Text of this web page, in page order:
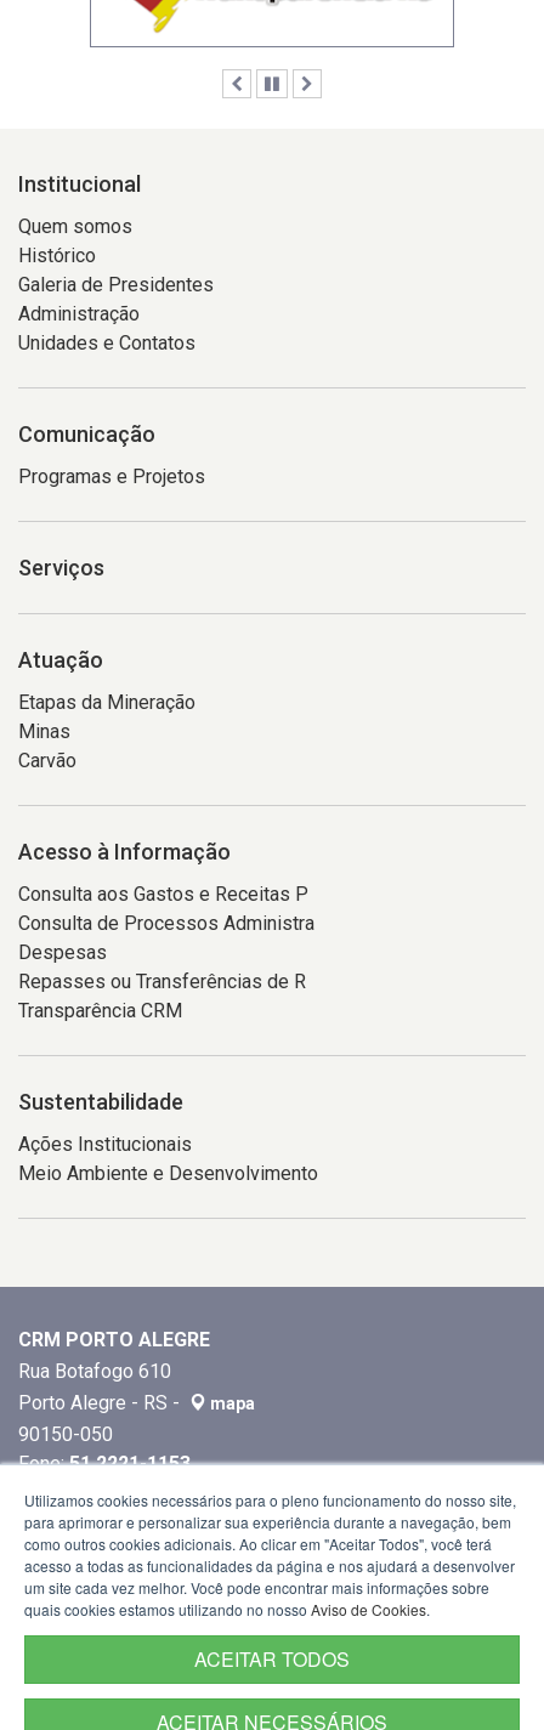
AnteriorPausar
Institucional
Quem somos
Histórico
Galeria de Presidentes
Administração
Unidades e Contatos
Comunicação
Programas e Projetos
Serviços
Atuação
Etapas da Mineração
Minas
Carvão
Acesso à Informação
Consulta aos Gastos e Receitas P
Consulta de Processos Administra
Despesas
Repasses ou Transferências de R
Transparência CRM
Sustentabilidade
Ações Institucionais
Meio Ambiente e Desenvolvimento
CRM PORTO ALEGRE
Rua Botafogo 610
Porto Alegre - RS -
mapa
90150-050
Fone:51 2221-1153
Utilizamos cookies necessários para o pleno funcionamento do nosso site,
para aprimorar e personalizar sua experiência durante a navegação, bem
como outros cookies adicionais. Ao clicar em "Aceitar Todos", você terá
acesso a todas as funcionalidades da página e nos ajudará a desenvolver
um site cada vez melhor. Você pode encontrar mais informações sobre
quais cookies estamos utilizando no nosso Aviso de Cookies.
ACEITAR TODOS
ACEITAR NECESSÁRIOS